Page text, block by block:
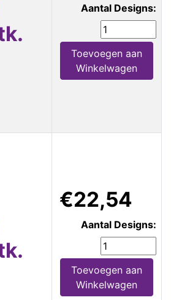
Aantal Designs:
Toevoegen aan
Winkelwagen
€22,54
Aantal Designs:
Toevoegen aan
Winkelwagen